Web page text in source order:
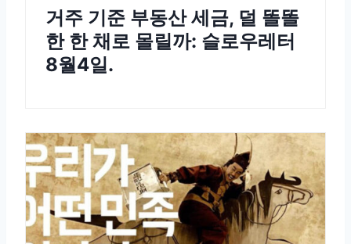
거주 기준 부동산 세금, 덜 똘똘
한 한 채로 몰릴까: 슬로우레터
8월4일.